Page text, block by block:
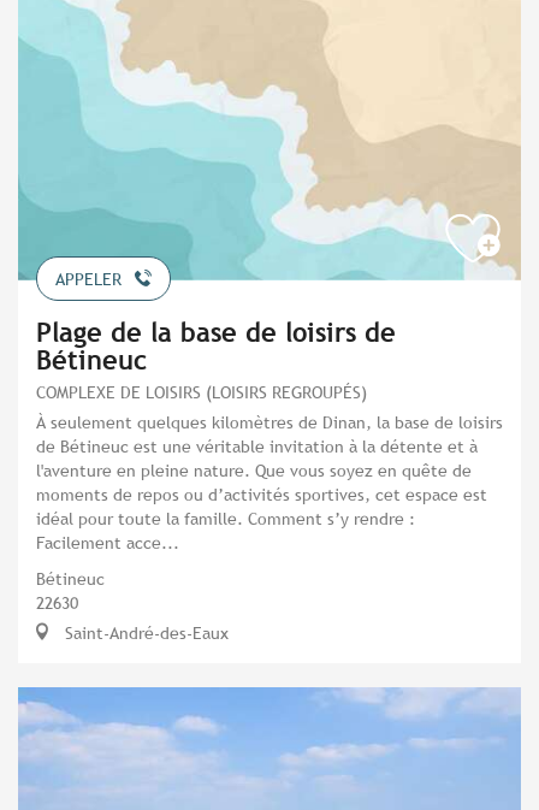
APPELER
Plage de la base de loisirs de
Bétineuc
COMPLEXE DE LOISIRS (LOISIRS REGROUPÉS)
À seulement quelques kilomètres de Dinan, la base de loisirs
de Bétineuc est une véritable invitation à la détente et à
l'aventure en pleine nature. Que vous soyez en quête de
moments de repos ou d’activités sportives, cet espace est
idéal pour toute la famille. Comment s’y rendre :
Facilement acce...
Bétineuc
22630
Saint-André-des-Eaux